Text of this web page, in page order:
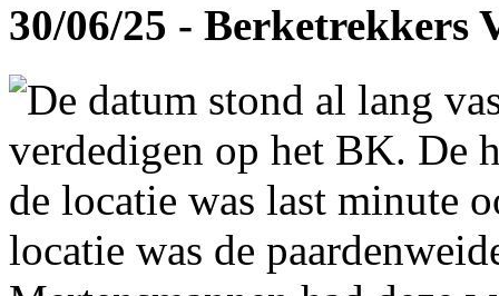
30/06/25 - Berketrekkers
De datum stond al lang
verdedigen op het BK. De
de locatie was last minute
locatie was de